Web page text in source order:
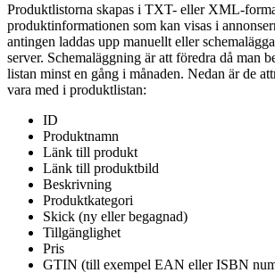
Produktlistorna skapas i TXT- eller XML-
produktinformationen som kan visas i
antingen laddas upp manuellt eller
server. Schemaläggning är att föredra då man
listan minst en gång i månaden. Nedan är de
vara med i produktlistan:
ID
Produktnamn
Länk till produkt
Länk till produktbild
Beskrivning
Produktkategori
Skick (ny eller begagnad)
Tillgänglighet
Pris
GTIN (till exempel EAN eller ISBN